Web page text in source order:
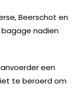
Beerschot en
nadien
een
te beroerd om